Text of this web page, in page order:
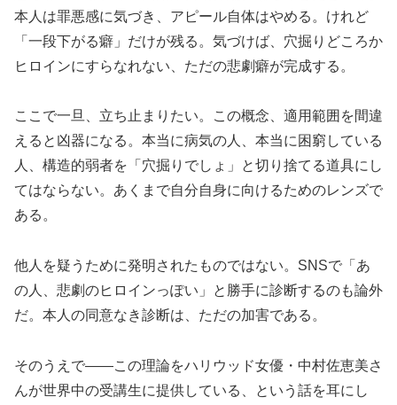
本人は罪悪感に気づき、アピール自体はやめる。けれど
「一段下がる癖」だけが残る。気づけば、穴掘りどころか
ヒロインにすらなれない、ただの悲劇癖が完成する。
ここで一旦、立ち止まりたい。この概念、適用範囲を間違
えると凶器になる。本当に病気の人、本当に困窮している
人、構造的弱者を「穴掘りでしょ」と切り捨てる道具にし
てはならない。あくまで自分自身に向けるためのレンズで
ある。
他人を疑うために発明されたものではない。SNSで「あ
の人、悲劇のヒロインっぽい」と勝手に診断するのも論外
だ。本人の同意なき診断は、ただの加害である。
そのうえで——この理論をハリウッド女優・中村佐恵美さ
んが世界中の受講生に提供している、という話を耳にし